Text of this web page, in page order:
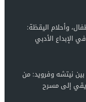
وأحلام اليقظة:
الإبداع الأدبي
بين نيتشه وفرويد: من
إلى مسرح